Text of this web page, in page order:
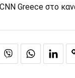
Greece στο